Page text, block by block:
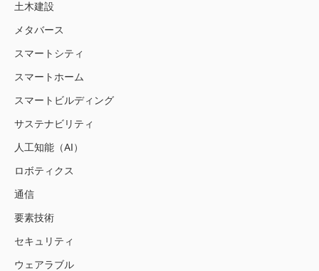
土木建設
メタバース
スマートシティ
スマートホーム
スマートビルディング
サステナビリティ
人工知能（AI）
ロボティクス
通信
要素技術
セキュリティ
ウェアラブル